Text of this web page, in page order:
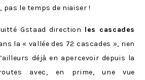
pas le temps de niaiser !
Gstaad direction les cascades
la « vallée des 72 cascades », rien
déjà en apercevoir depuis la
avec, en prime, une vue